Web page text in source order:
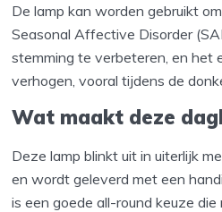
De lamp kan worden gebruikt
Seasonal Affective Disorder
stemming te verbeteren, en het
verhogen, vooral tijdens de
Wat maakt deze
Deze lamp blinkt uit in uiterlijk
en wordt geleverd met een
is een goede all-round keuze